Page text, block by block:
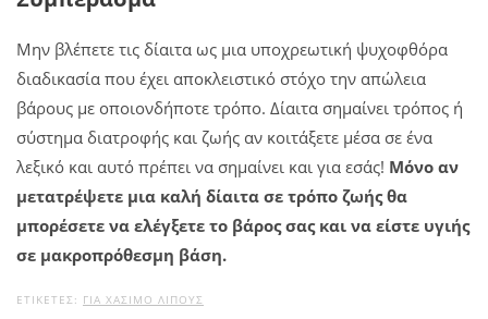
Μην βλέπετε τις δίαιτα ως μια υποχρεωτική ψυχοφθόρα
διαδικασία που έχει αποκλειστικό στόχο την απώλεια
βάρους με οποιονδήποτε τρόπο. Δίαιτα σημαίνει τρόπος ή
σύστημα διατροφής και ζωής αν κοιτάξετε μέσα σε ένα
λεξικό και αυτό πρέπει να σημαίνει και για εσάς! Μόνο αν
μετατρέψετε μια καλή δίαιτα σε τρόπο ζωής θα
μπορέσετε να ελέγξετε το βάρος σας και να είστε υγιής
σε μακροπρόθεσμη βάση.
ΕΤΙΚΕΤΕΣ: ΓΙΑ ΧΆΣΙΜΟ ΛΊΠΟΥΣ